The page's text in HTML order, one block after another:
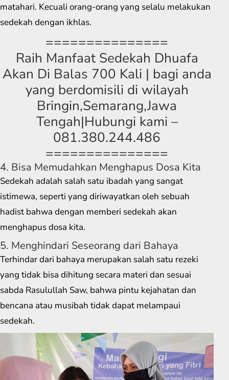
matahari. Kecuali orang-orang yang selalu melakukan
sedekah dengan ikhlas.
===============
Raih Manfaat Sedekah Dhuafa
Akan Di Balas 700 Kali | bagi anda
yang berdomisili di wilayah
Bringin,Semarang,Jawa
Tengah|Hubungi kami –
081.380.244.486
===============
4. Bisa Memudahkan Menghapus Dosa Kita
Sedekah adalah salah satu ibadah yang sangat
istimewa, seperti yang diriwayatkan oleh sebuah
hadist bahwa dengan memberi sedekah akan
menghapus dosa kita.
5. Menghindari Seseorang dari Bahaya
Terhindar dari bahaya merupakan salah satu rezeki
yang tidak bisa dihitung secara materi dan sesuai
sabda Rasulullah Saw, bahwa pintu kejahatan dan
bencana atau musibah tidak dapat melampaui
sedekah.